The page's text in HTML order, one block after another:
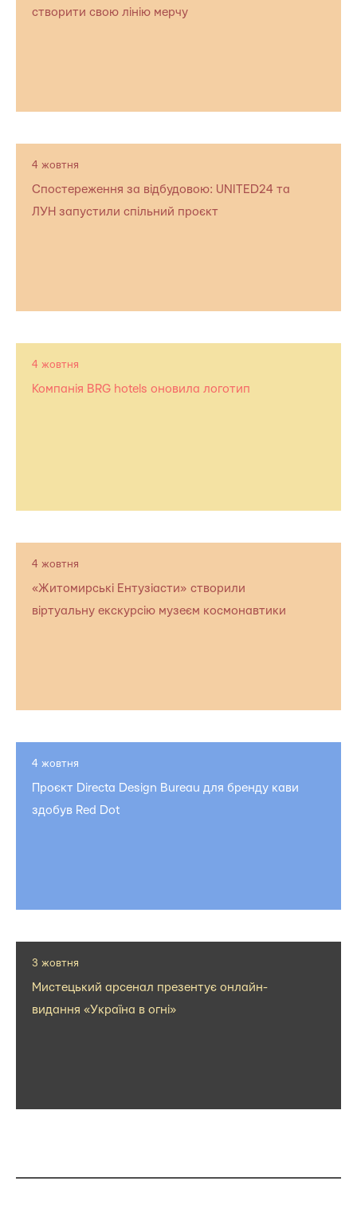
створити свою лінію мерчу
4 жовтня
Спостереження за відбудовою: UNITED24 та
ЛУН запустили спільний проєкт
4 жовтня
Компанія BRG hotels оновила логотип
4 жовтня
«Житомирські Ентузіасти» створили
віртуальну екскурсію музеєм космонавтики
4 жовтня
Проєкт Directa Design Bureau для бренду кави
здобув Red Dot
3 жовтня
Мистецький арсенал презентує онлайн-
видання «Україна в огні»